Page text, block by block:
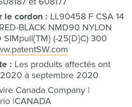
le cordon : LL90458 F CSA 14
BLACK NMD90 NYLON
SIMpull{TM} (-25{D}C) 300
: Les produits affectés ont
2020 à septembre 2020
Canada Company |
|CANADA